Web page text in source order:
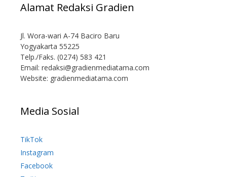
Alamat Redaksi Gradien
Jl. Wora-wari A-74 Baciro Baru
Yogyakarta 55225
Telp./Faks. (0274) 583 421
Email: redaksi@gradienmediatama.com
Website: gradienmediatama.com
Media Sosial
TikTok
Instagram
Facebook